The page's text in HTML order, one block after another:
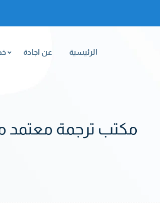
الرئيسية عن اجادة
مكتب ترجمة معتمد